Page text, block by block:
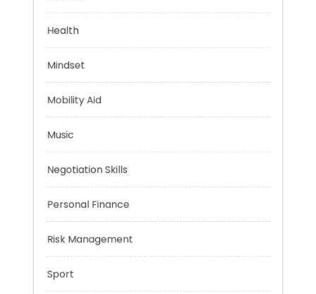
Financial
Health
Mindset
Music
Negotiation Skills